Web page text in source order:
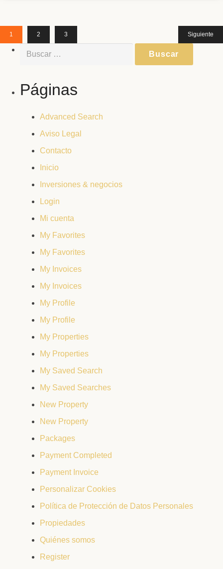
1 2 3 Siguiente
Buscar:
Páginas
Advanced Search
Aviso Legal
Contacto
Inicio
Inversiones & negocios
Login
Mi cuenta
My Favorites
My Favorites
My Invoices
My Invoices
My Profile
My Profile
My Properties
My Properties
My Saved Search
My Saved Searches
New Property
New Property
Packages
Payment Completed
Payment Invoice
Personalizar Cookies
Política de Protección de Datos Personales
Propiedades
Quiénes somos
Register